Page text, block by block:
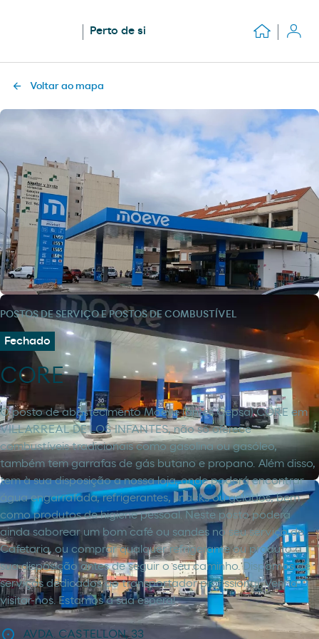
Perto de si
Voltar ao mapa
POSTOS DE SERVIÇO E POSTOS DE COMBUSTÍVEL
Fechado
CORE
O posto de abastecimento Moeve (antes Cepsa) CORE em
VILLARREAL DE LOS INFANTES, não só oferece
combustíveis tradicionais como gasolina ou gasóleo,
também tem garrafas de gás butano e propano. Além disso,
tem à sua disposição a nossa loja, onde poderá encontrar
água engarrafada, refrigerantes, snacks ou gelados, bem
como produtos de higiene pessoal. Neste posto poderá
ainda saborear um bom café ou sandes no seu serviço de
Cafetaria, ou comprar qualquer refrigerante ou produto à
sua disposição antes de seguir o seu caminho. Dispomos de
serviços dedicados ao transportador profissional. Venha
visitar-nos. Estamos à sua espera!
AVDA. CASTELLON, 33